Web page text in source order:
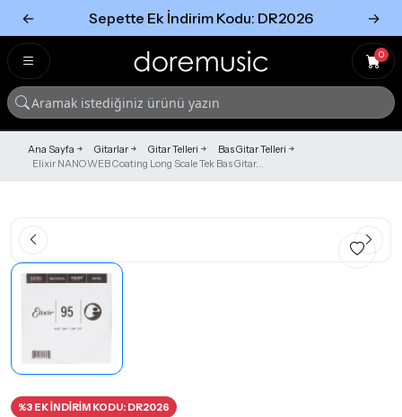
← Sepette Ek İndirim Kodu: DR2026 →
0
Ana Sayfa Gitarlar Gitar Telleri
Bas Gitar Telleri
Elixir NANOWEB Coating Long Scale Tek Bas Gitar...
%3 EK İNDİRİM KODU: DR2026
Tümünü Gör
Tümünü gör